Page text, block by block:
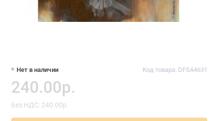
Нет в наличии Код товара: DFSA4631
240.00р.
Без НДС: 240.00р.